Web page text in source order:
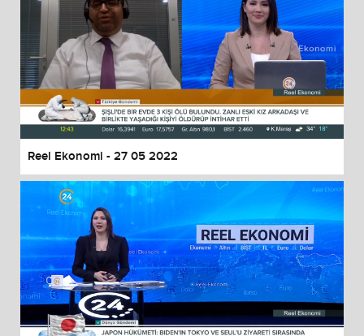
Reel Ekonomi - 27 05 2022